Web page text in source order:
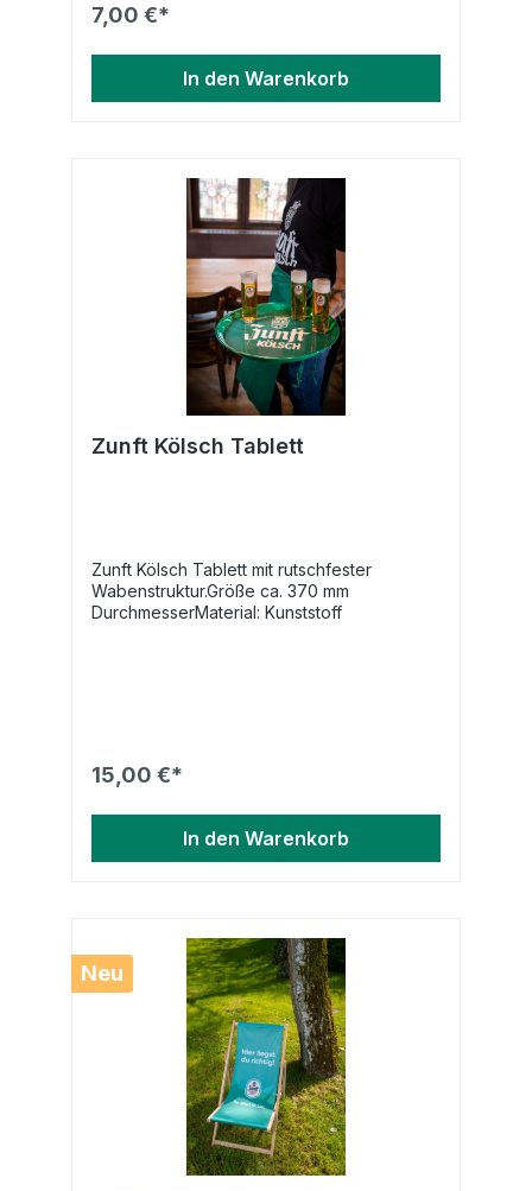
7,00 €*
In den Warenkorb
Zunft Kölsch Tablett
Zunft Kölsch Tablett mit rutschfester
Wabenstruktur.Größe ca. 370 mm
DurchmesserMaterial: Kunststoff
15,00 €*
In den Warenkorb
Neu